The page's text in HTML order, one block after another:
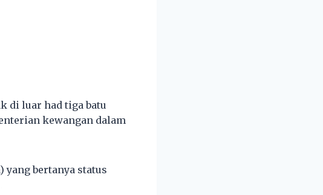
di luar had tiga batu
kewangan dalam
yang bertanya status